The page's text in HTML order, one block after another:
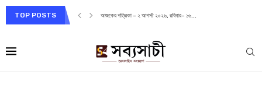
TOP POSTS আজকের পত্রিকা – ২ আগস্ট ২০২৬, রবিবার– ১৬...